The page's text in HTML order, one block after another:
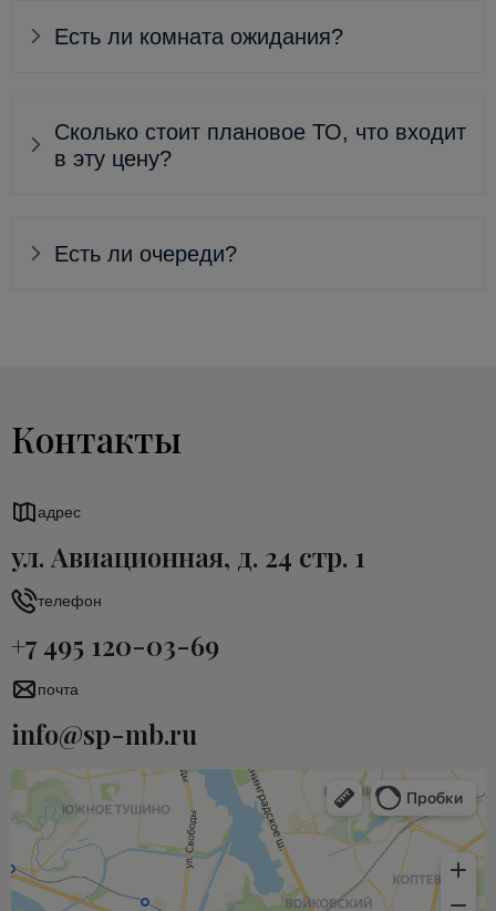
Есть ли комната ожидания?
Сколько стоит плановое ТО, что входит
в эту цену?
Есть ли очереди?
Контакты
адрес
ул. Авиационная, д. 24 стр. 1
телефон
+7 495 120-03-69
почта
info@sp-mb.ru